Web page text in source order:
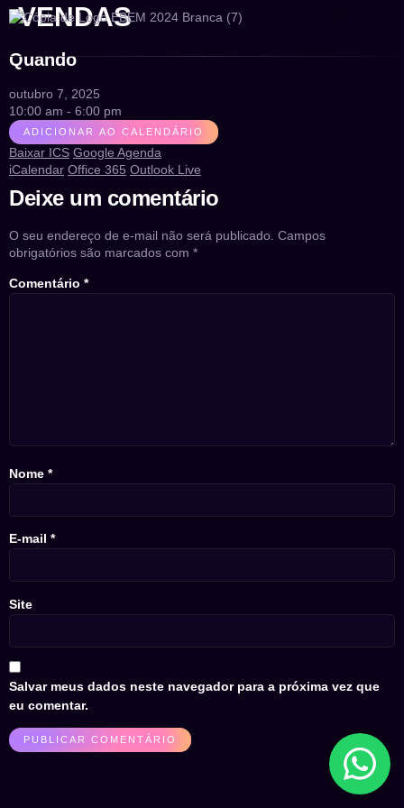
VENDAS
Quando
outubro 7, 2025
10:00 am - 6:00 pm
ADICIONAR AO CALENDÁRIO
Baixar ICS Google Agenda
iCalendar Office 365 Outlook Live
Deixe um comentário
O seu endereço de e-mail não será publicado. Campos
obrigatórios são marcados com *
Comentário *
Nome *
E-mail *
Site
Salvar meus dados neste navegador para a próxima vez que
eu comentar.